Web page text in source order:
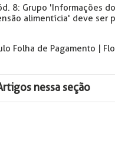
8: Grupo 'Informações
alimentícia' deve ser
Folha de Pagamento |
nessa seção
para Cálculo de